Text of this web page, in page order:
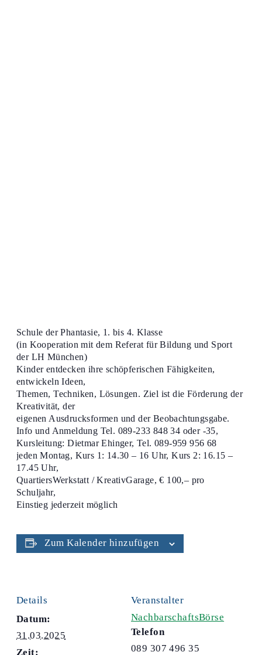
Schule der Phantasie, 1. bis 4. Klasse
(in Kooperation mit dem Referat für Bildung und Sport
der LH München)
Kinder entdecken ihre schöpferischen Fähigkeiten,
entwickeln Ideen,
Themen, Techniken, Lösungen. Ziel ist die Förderung der
Kreativität, der
eigenen Ausdrucksformen und der Beobachtungsgabe.
Info und Anmeldung Tel. 089-233 848 34 oder -35,
Kursleitung: Dietmar Ehinger, Tel. 089-959 956 68
jeden Montag, Kurs 1: 14.30 – 16 Uhr, Kurs 2: 16.15 –
17.45 Uhr,
QuartiersWerkstatt / KreativGarage, € 100,– pro
Schuljahr,
Einstieg jederzeit möglich
Zum Kalender hinzufügen
Details
Datum:
31.03.2025
Zeit:
Veranstalter
NachbarschaftsBörse
Telefon
089 307 496 35